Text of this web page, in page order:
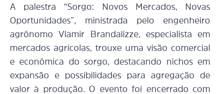
A palestra “Sorgo: Novos Mercados, Novas
Oportunidades”, ministrada pelo engenheiro
agrônomo Vlamir Brandalizze, especialista em
mercados agrícolas, trouxe uma visão comercial
e econômica do sorgo, destacando nichos em
expansão e possibilidades para agregação de
valor à produção. O evento foi encerrado com